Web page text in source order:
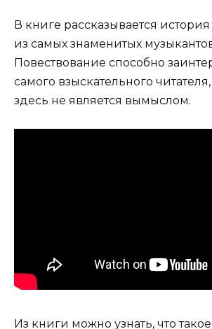
В книге рассказывается
из самых знаменитых
Повествование способно
самого взыскательного
здесь не является вымыслом.
Из книги можно узнать, что